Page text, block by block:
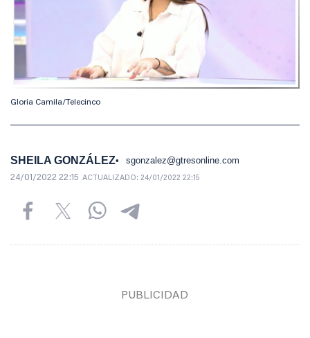
Gloria Camila/Telecinco
SHEILA GONZÁLEZ sgonzalez@gtresonline.com
24/01/2022 22:15 ACTUALIZADO: 24/01/2022 22:15